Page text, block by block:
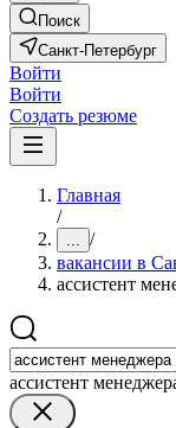
Поиск
Санкт-Петербург
Войти
Войти
Создать резюме
Главная
/
... /
вакансии в
ассистент
ассистент